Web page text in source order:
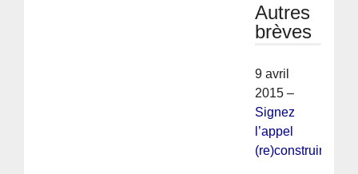
Autres
brèves
9 avril
2015 –
Signez
l’appel
(re)construire